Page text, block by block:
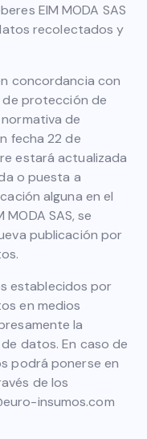
EIM MODA SAS
recolectados y
concordancia con
de protección de
de
fecha 22 de
estará actualizada
o puesta a
alguna en el
SAS, se
publicación por
establecidos por
en medios
la
datos. En caso de
podrá ponerse en
de los
insumos.com